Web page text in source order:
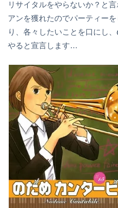
リサイタルをやらないか？と
アンを獲れたのでパーティー
り、各々したいことを口にし、
やると宣言します…